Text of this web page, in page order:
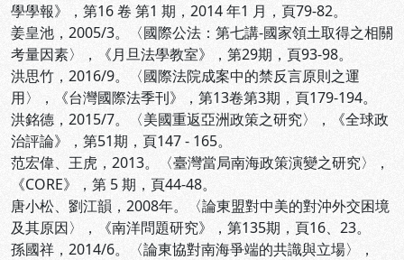
學學報》，第16 卷 第1 期，2014 年1 月，頁79-82。
姜皇池，2005/3。〈國際公法：第七講-國家領土取得之相關
考量因素〉，《月旦法學教室》，第29期，頁93-98。
洪思竹，2016/9。〈國際法院成案中的禁反言原則之運
用〉，《台灣國際法季刊》，第13卷第3期，頁179-194。
洪銘德，2015/7。〈美國重返亞洲政策之研究〉，《全球政
治評論》，第51期，頁147 - 165。
范宏偉、王虎，2013。〈臺灣當局南海政策演變之研究〉，
《CORE》，第 5 期，頁44-48。
唐小松、劉江韻，2008年。〈論東盟對中美的對沖外交困境
及其原因〉，《南洋問題研究》，第135期，頁16、23。
孫國祥，2014/6。〈論東協對南海爭端的共識與立場〉，